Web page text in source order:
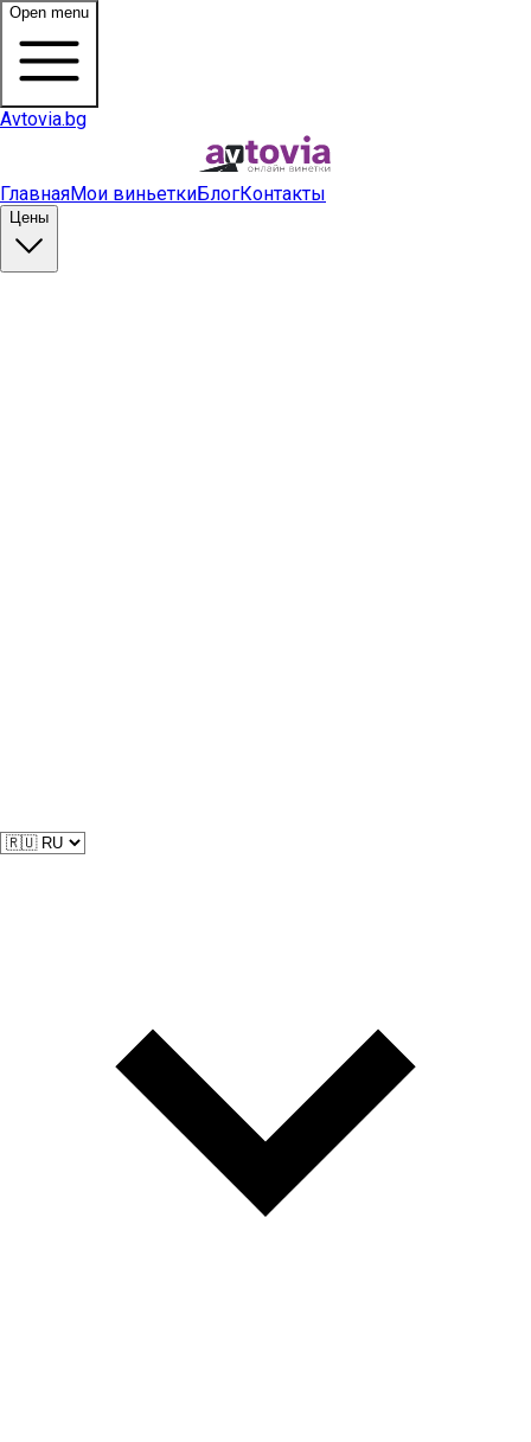
Open menu
Avtovia.bg
ГлавнаяМои виньеткиБлогКонтакты
Цены